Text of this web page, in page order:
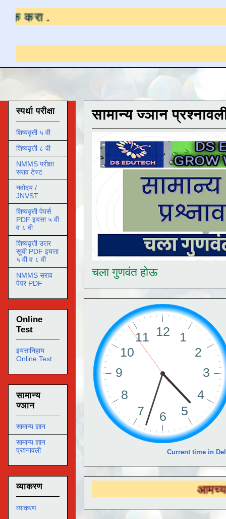
येथे क्लिक करा
सामान्य ज्ञान
चला गुणवंत होऊ
Current time in
DS
स्पर्धा परीक्षा
शिष्यवृत्ती ५ वी
शिष्यवृत्ती ८ वी
NMMS परीक्षा
सराव टेस्ट
नवोदय /
JNVST
शिष्यवृत्ती पेपर्स
PDF इयत्ता ५ वी
व ८ वी
शिष्यवृत्ती उत्तर
सूची PDF इयत्ता
५ वी व ८ वी
NMMS सराव
पेपर PDF
Online
Test
इयत्तानिहाय
Online Test
सामान्य
ज्ञान
सामान्य ज्ञान
सामान्य ज्ञान
प्रश्नावली
व्याकरण
व्याकरण